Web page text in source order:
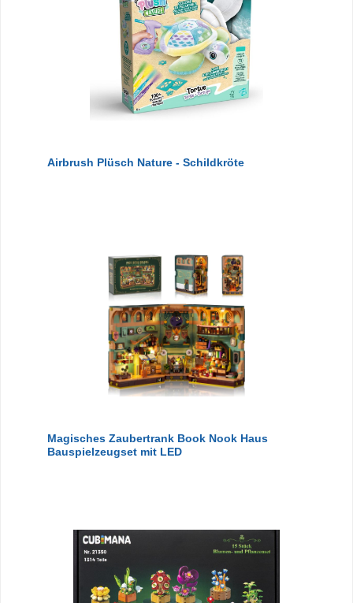
Airbrush Plüsch Nature - Schildkröte
Magisches Zaubertrank Book Nook Haus
Bauspielzeugset mit LED